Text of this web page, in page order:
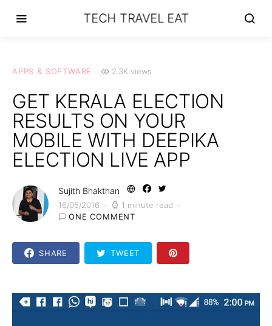
TECH TRAVEL EAT
APPS & SOFTWARE 2.3K views
GET KERALA ELECTION
RESULTS ON YOUR
MOBILE WITH DEEPIKA
ELECTION LIVE APP
Sujith Bhakthan
16/05/2016
1 minute read
ONE COMMENT
SHARE TWEET